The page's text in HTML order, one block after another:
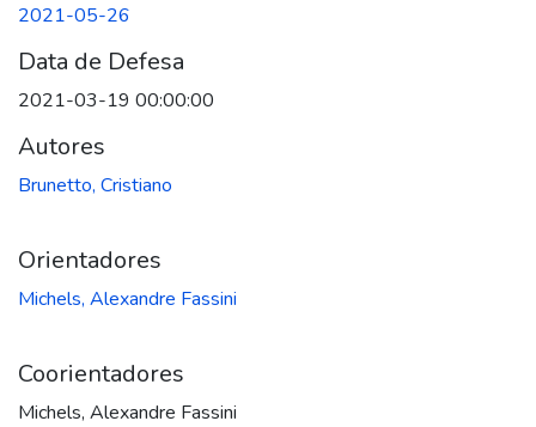
2021-05-26
Data de Defesa
2021-03-19 00:00:00
Autores
Brunetto, Cristiano
Orientadores
Michels, Alexandre Fassini
Coorientadores
Michels, Alexandre Fassini